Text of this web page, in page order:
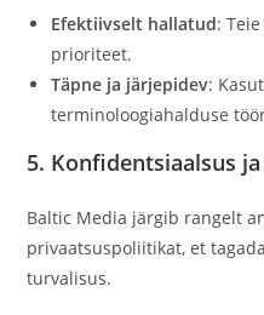
Efektiivselt hallatud:
prioriteet.
Täpne ja järjepidev:
terminoloogiahalduse
5. Konfidentsiaalsus
Baltic Media järgib rangelt
privaatsuspoliitikat, et
turvalisus.